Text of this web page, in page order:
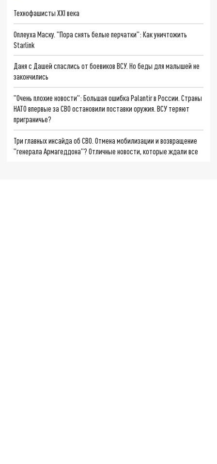
Технофашисты XXI века
Оплеуха Маску. "Пора снять белые перчатки": Как уничтожить
Starlink
Даня с Дашей спаслись от боевиков ВСУ. Но беды для малышей не
закончились
"Очень плохие новости": Большая ошибка Palantir в России. Страны
НАТО впервые за СВО остановили поставки оружия. ВСУ теряют
приграничье?
Три главных инсайда об СВО. Отмена мобилизации и возвращение
"генерала Армагеддона"? Отличные новости, которые ждали все